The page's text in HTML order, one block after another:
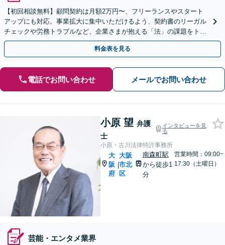
【初回相談無料】顧問契約は月額2万円〜、フリーランスやスタート
アップにも対応。事業拡大に集中いただけるよう、契約書のリーガル
チェックや労務トラブルなど、企業さまが抱える「法」の課題をトー
タルサポートします！【Web面談可】【南森町駅7分】
料金表を見る
電話でお問い合わせ メールでお問い合わせ
小原 望 弁護
士
インタビューを見
る
小原・古川法律特許事務所
大
阪
府
|
大阪
市北
区
南森町駅
から徒歩1
分
営業時間：09:00~
17:30（土曜日）
芸能・エンタメ業界